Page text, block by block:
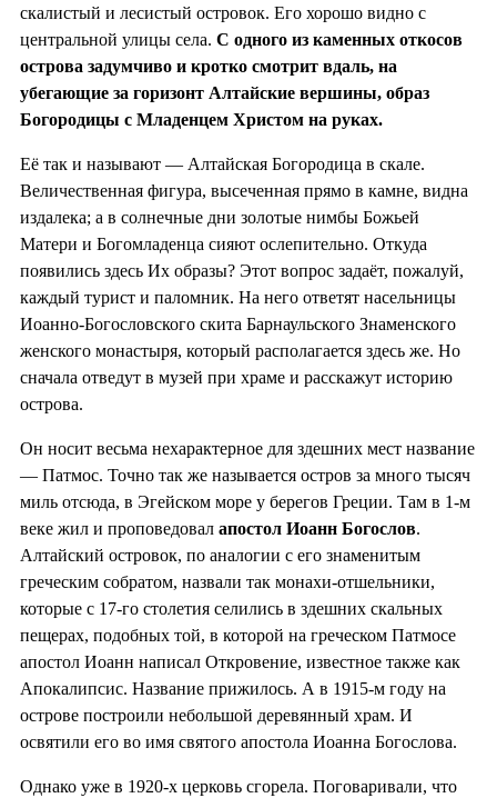
скалистый и лесистый островок. Его хорошо видно с
центральной улицы села. С одного из каменных откосов
острова задумчиво и кротко смотрит вдаль, на
убегающие за горизонт Алтайские вершины, образ
Богородицы с Младенцем Христом на руках.
Её так и называют — Алтайская Богородица в скале.
Величественная фигура, высеченная прямо в камне, видна
издалека; а в солнечные дни золотые нимбы Божьей
Матери и Богомладенца сияют ослепительно. Откуда
появились здесь Их образы? Этот вопрос задаёт, пожалуй,
каждый турист и паломник. На него ответят насельницы
Иоанно-Богословского скита Барнаульского Знаменского
женского монастыря, который располагается здесь же. Но
сначала отведут в музей при храме и расскажут историю
острова.
Он носит весьма нехарактерное для здешних мест название
— Патмос. Точно так же называется остров за много тысяч
миль отсюда, в Эгейском море у берегов Греции. Там в 1-м
веке жил и проповедовал апостол Иоанн Богослов.
Алтайский островок, по аналогии с его знаменитым
греческим собратом, назвали так монахи-отшельники,
которые с 17-го столетия селились в здешних скальных
пещерах, подобных той, в которой на греческом Патмосе
апостол Иоанн написал Откровение, известное также как
Апокалипсис. Название прижилось. А в 1915-м году на
острове построили небольшой деревянный храм. И
освятили его во имя святого апостола Иоанна Богослова.
Однако уже в 1920-х церковь сгорела. Поговаривали, что